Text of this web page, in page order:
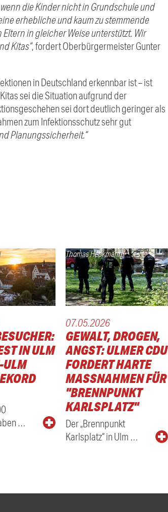
die Kinder nicht in Grundschule und
erhebliche und kaum zu stemmende
in gleicher Weise unterstützt. Wir
Kitas“, fordert Oberbürgermeister Gunter
in Deutschland erkennbar ist – ist
sei die Situation aufgrund der
sei dort deutlich geringer als
zum Infektionsschutz sehr gut
Planungssicherheit.“
IN ULM
ULM
…
Thomas Heckmann
07.05.2026
GEWALT, DROGEN,
ANGST: ULMER CDU
FORDERT HARTE
MASSNAHMEN FÜR "
BRENNPUNKT K
ARLSPLATZ"
Der „Brennpunkt
Karlsplatz“ in Ulm …